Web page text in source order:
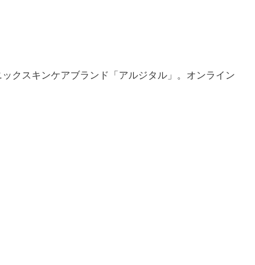
クスキンケアブランド「アルジタル」。オンライン